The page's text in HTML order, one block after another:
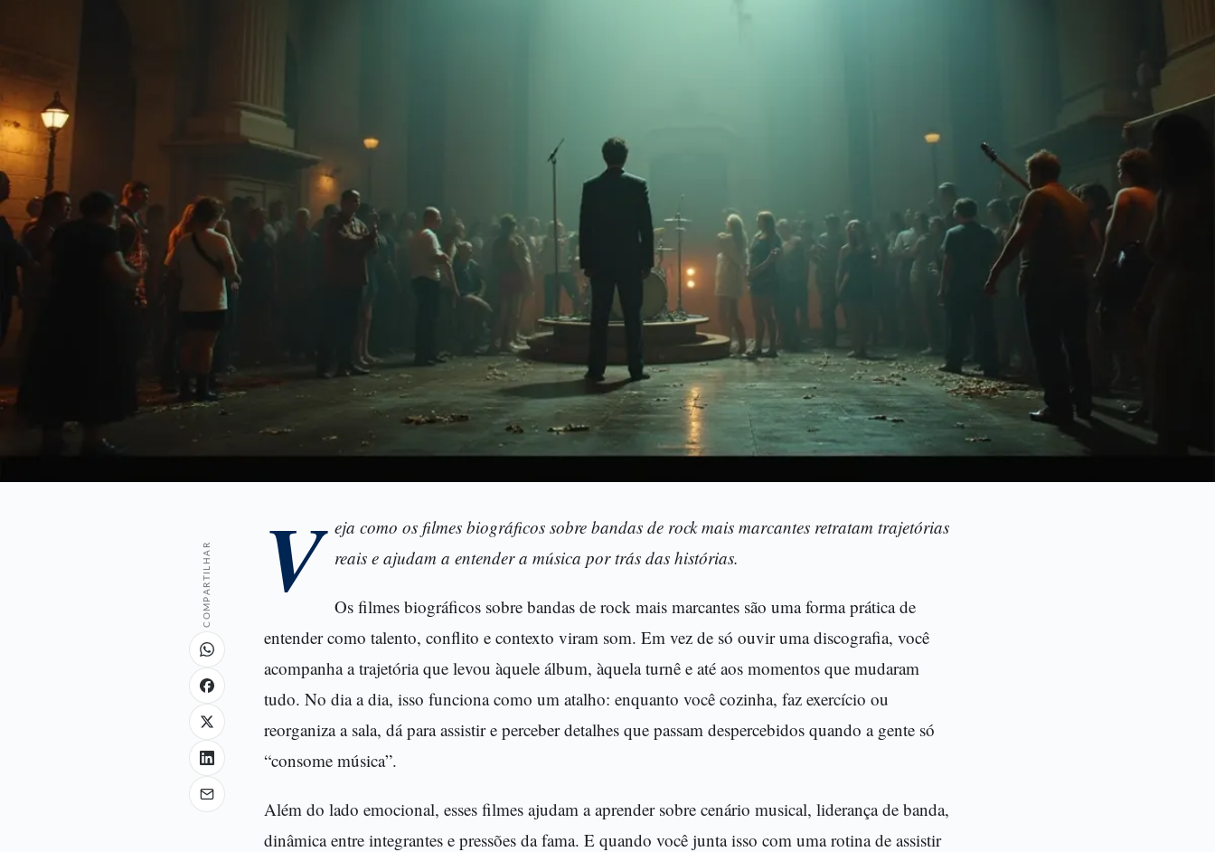
COMPARTILHAR V eja como os filmes biográficos sobre bandas de rock mais marcantes retratam trajetórias
reais e ajudam a entender a música por trás das histórias.
Os filmes biográficos sobre bandas de rock mais marcantes são uma forma prática de
entender como talento, conflito e contexto viram som. Em vez de só ouvir uma discografia, você
acompanha a trajetória que levou àquele álbum, àquela turnê e até aos momentos que mudaram
tudo. No dia a dia, isso funciona como um atalho: enquanto você cozinha, faz exercício ou
reorganiza a sala, dá para assistir e perceber detalhes que passam despercebidos quando a gente só
“consome música”.
Além do lado emocional, esses filmes ajudam a aprender sobre cenário musical, liderança de banda,
dinâmica entre integrantes e pressões da fama. E quando você junta isso com uma rotina de assistir